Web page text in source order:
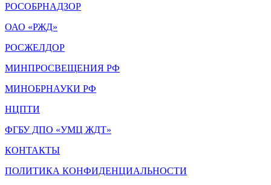
РОСОБРНАДЗОР
ОАО «РЖД»
РОСЖЕЛДОР
МИНПРОСВЕЩЕНИЯ РФ
МИНОБРНАУКИ РФ
НЦПТИ
ФГБУ ДПО «УМЦ ЖДТ»
КОНТАКТЫ
ПОЛИТИКА КОНФИДЕНЦИАЛЬНОСТИ